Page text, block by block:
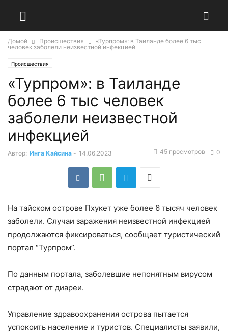
Домой Происшествия
«Турпром»: в Таиланде более 6 тыс
человек заболели неизвестной инфекцией
Происшествия
«Турпром»: в Таиланде
более 6 тыс человек
заболели неизвестной
инфекцией
Автор: Инга Кайсина - 14.06.2023 0
45 просмотров
На тайском острове Пхукет уже более 6 тысяч человек
заболели. Случаи заражения неизвестной инфекцией
продолжаются фиксироваться, сообщает туристический
портал “Турпром”.
По данным портала, заболевшие непонятным вирусом
страдают от диареи.
Управление здравоохранения острова пытается
успокоить население и туристов. Специалисты заявили,